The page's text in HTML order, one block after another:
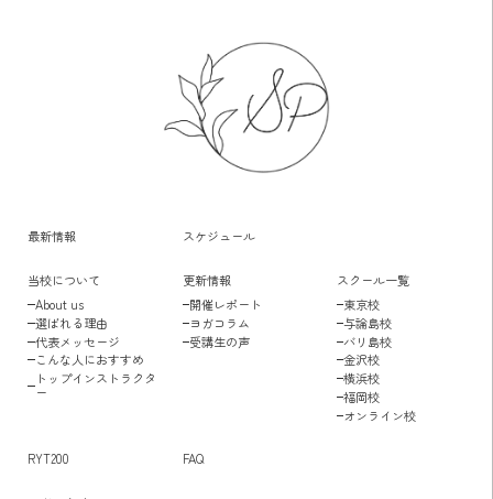
最新情報 スケジュール
当校について
About us
選ばれる理由
代表メッセージ
こんな人におすすめ
トップインストラクタ
ー
更新情報
開催レポート
ヨガコラム
受講生の声
RYT200 FAQ
スクール一覧
東京校
与論島校
バリ島校
金沢校
横浜校
福岡校
オンライン校